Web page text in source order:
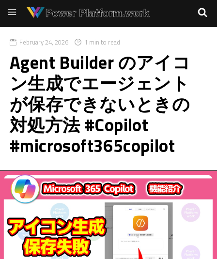
February 24, 2026 1 min to read
Agent Builder のアイコ
ン生成でエージェント
が保存できないときの
対処方法 #Copilot
#microsoft365copilot